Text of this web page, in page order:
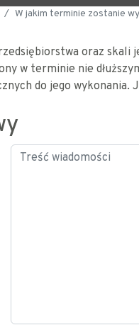
W jakim terminie zostanie
oraz skali
w terminie nie
do jego wykonania.